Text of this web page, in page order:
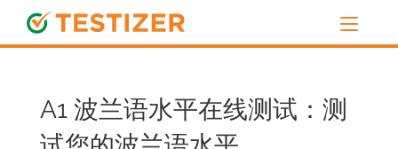
A1 波兰语水平在线测试：测